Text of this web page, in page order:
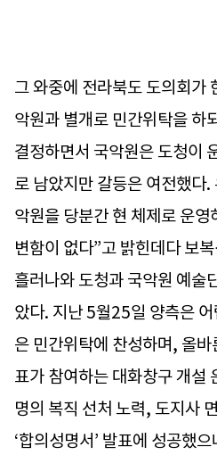
그 와중에 전라북도 도의회가
악원과 별개로 민간위탁을 하
결정하면서 국악원은 도청이
로 남았지만 갈등은 여전했다
악원을 당분간 현 체제로 운
변함이 없다”고 밝힌데다 보복
흘러나와 도청과 국악원 예술
았다. 지난 5월25일 양측은
은 민간위탁에 찬성하며, 올
표가 참여하는 대화창구 개설
명의 복직 선처 노력, 도지사
‘합의성명서’ 발표에 성공했